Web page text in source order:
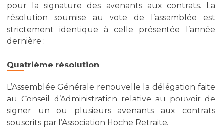
pour la signature des avenants aux contrats. La
résolution soumise au vote de l’assemblée est
strictement identique à celle présentée l’année
dernière :
Quatrième résolution
L’Assemblée Générale renouvelle la délégation faite
au Conseil d’Administration relative au pouvoir de
signer un ou plusieurs avenants aux contrats
souscrits par l’Association Hoche Retraite.